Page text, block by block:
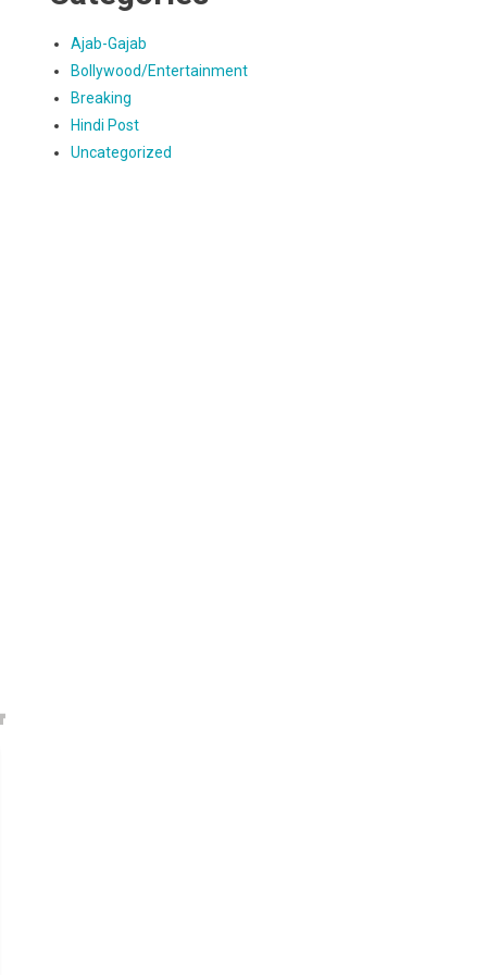
Ajab-Gajab
Bollywood/Entertainment
Breaking
Hindi Post
Uncategorized